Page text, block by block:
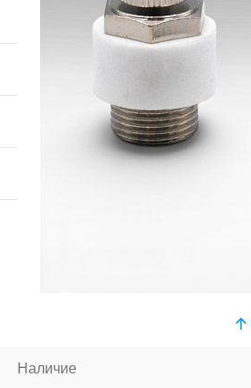
Наличие